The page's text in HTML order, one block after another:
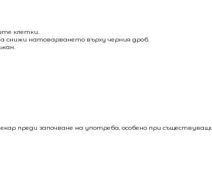
клетки.
снижи натоварването върху черния дроб.
преди започване на употреба, особено при